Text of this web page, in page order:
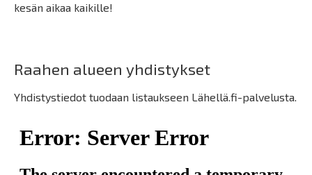
kesän aikaa kaikille!
Raahen alueen yhdistykset
Yhdistystiedot tuodaan listaukseen Lähellä.fi-palvelusta.